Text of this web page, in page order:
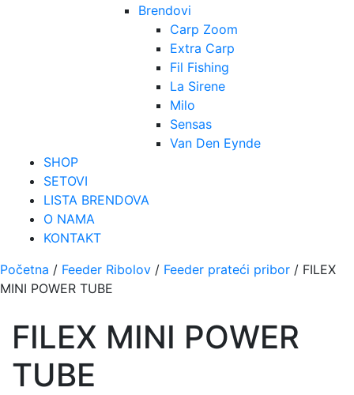
Brendovi
Carp Zoom
Extra Carp
Fil Fishing
La Sirene
Milo
Sensas
Van Den Eynde
SHOP
SETOVI
LISTA BRENDOVA
O NAMA
KONTAKT
Početna / Feeder Ribolov / Feeder prateći pribor / FILEX
MINI POWER TUBE
FILEX MINI POWER
TUBE